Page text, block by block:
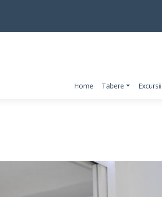
Home Tabere Excursii